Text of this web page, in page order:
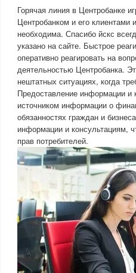
Горячая линия в Центробанке
Центробанком и его
необходима. Спасибо йскс
указано на сайте. Быстрое
оперативно реагировать на
деятельностью Центробанка.
нештатных ситуациях, когда
Предоставление информации и
источником информации о
обязанностях граждан и
информации и консультациям,
прав потребителей.